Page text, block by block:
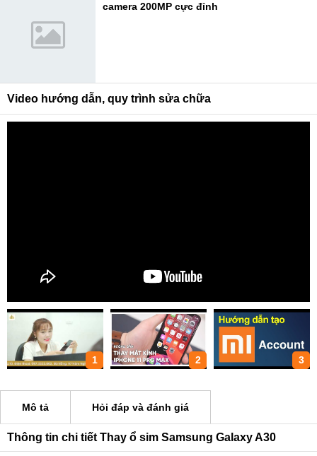
camera 200MP cực đỉnh
Video hướng dẫn, quy trình sửa chữa
1 2 3
Mô tả Hỏi đáp và đánh giá
Thông tin chi tiết Thay ổ sim Samsung Galaxy A30